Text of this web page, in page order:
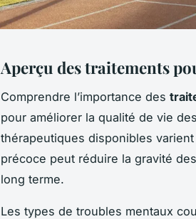
Aperçu des traitements
Comprendre l’importance des
pour améliorer la qualité de vie
thérapeutiques disponibles
précoce peut réduire la gravité
long terme.
Les types de troubles mentaux